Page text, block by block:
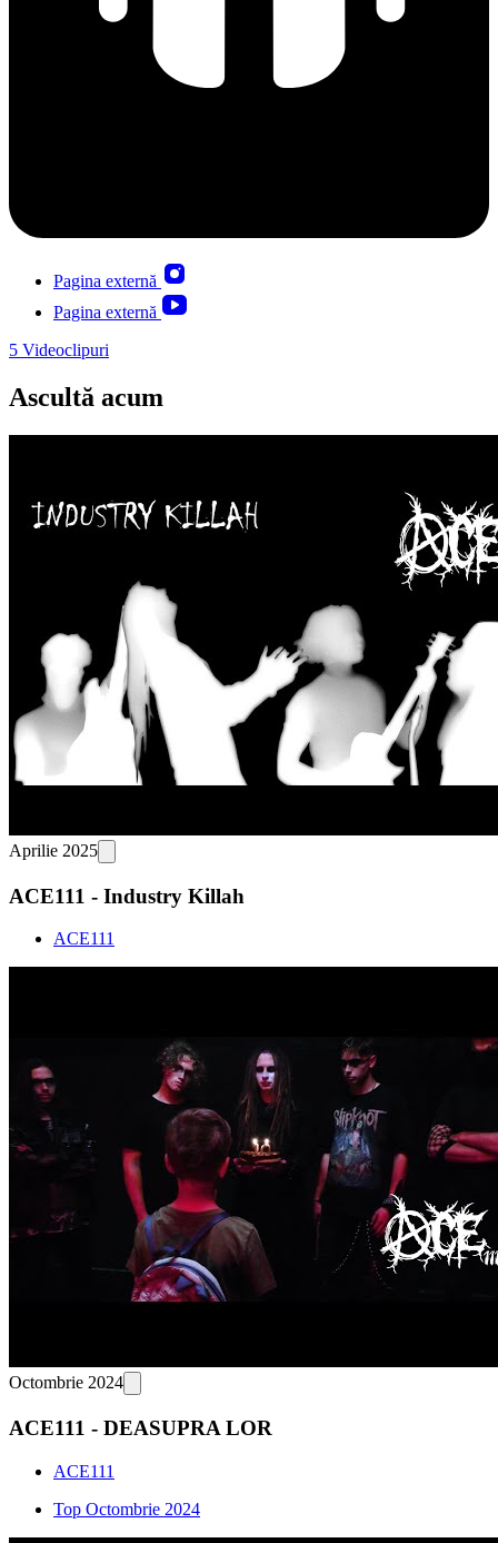
Pagina externă
Pagina externă
5 Videoclipuri
Ascultă acum
Aprilie 2025
ACE111 - Industry Killah
ACE111
Octombrie 2024
ACE111 - DEASUPRA LOR
ACE111
Top Octombrie 2024